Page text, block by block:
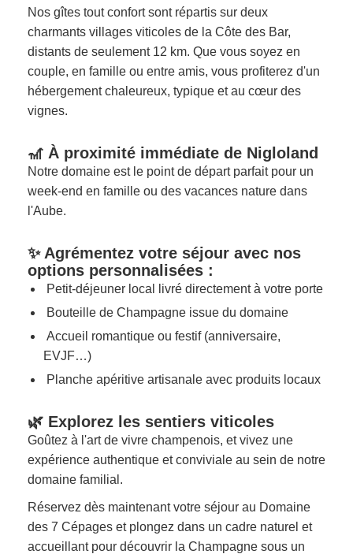
Nos gîtes tout confort sont répartis sur deux
charmants villages viticoles de la Côte des Bar,
distants de seulement 12 km. Que vous soyez en
couple, en famille ou entre amis, vous profiterez d'un
hébergement chaleureux, typique et au cœur des
vignes.
🎢 À proximité immédiate de Nigloland
Notre domaine est le point de départ parfait pour un
week-end en famille ou des vacances nature dans
l'Aube.
✨ Agrémentez votre séjour avec nos
options personnalisées :
Petit-déjeuner local livré directement à votre porte
Bouteille de Champagne issue du domaine
Accueil romantique ou festif (anniversaire,
EVJF…)
Planche apéritive artisanale avec produits locaux
🌿 Explorez les sentiers viticoles
Goûtez à l'art de vivre champenois, et vivez une
expérience authentique et conviviale au sein de notre
domaine familial.
Réservez dès maintenant votre séjour au Domaine
des 7 Cépages et plongez dans un cadre naturel et
accueillant pour découvrir la Champagne sous un